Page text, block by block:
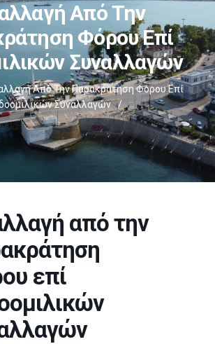
Από Την
Φόρου Επί
Συναλλαγών
Από Την Παρακράτηση Φόρου Επί
Συναλλαγών
/
από την
επί